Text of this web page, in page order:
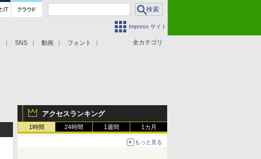
Impress サイト
全カテゴリ
SNS 動画 フォント
アクセスランキング
1時間 24時間 1週間 1カ月
もっと見る